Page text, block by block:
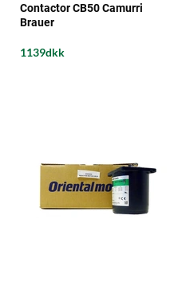
Contactor CB50 Camurri
Brauer
1139dkk